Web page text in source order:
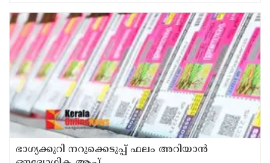
ഭാഗ്യക്കുറി നറുക്കെടുപ്പ് ഫലം അറിയാൻ